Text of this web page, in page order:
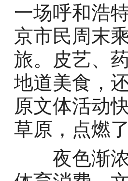
一场呼和浩
京市民周末
旅。皮艺、
地道美食，
原文体活动
草原，点燃
夜色渐浓